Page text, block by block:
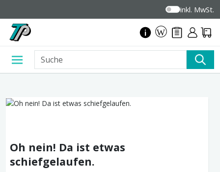
inkl. MwSt.
Oh nein! Da ist etwas
schiefgelaufen.